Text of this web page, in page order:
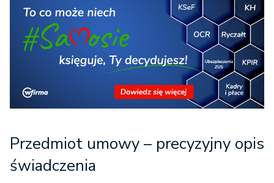
Przedmiot umowy – precyzyjny opis
świadczenia